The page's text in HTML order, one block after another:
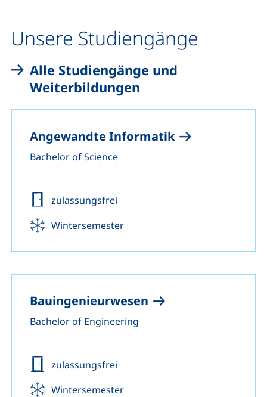
Unsere Studiengänge
Alle Studiengänge und
Weiterbildungen
Angewandte Informatik
Bachelor of Science
Zulassung:
zulassungsfrei
Beginn:
Wintersemester
Bauingenieurwesen
Bachelor of Engineering
Zulassung:
zulassungsfrei
Beginn:
Wintersemester